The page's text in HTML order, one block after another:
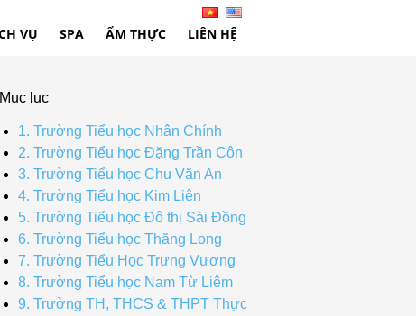
VỤ SPA ẨM THỰC LIÊN HỆ
Mục lục
1. Trường Tiểu học Nhân Chính
2. Trường Tiểu học Đặng Trần Côn
3. Trường Tiểu học Chu Văn An
4. Trường Tiểu học Kim Liên
5. Trường Tiểu học Đô thị Sài Đồng
6. Trường Tiểu học Thăng Long
7. Trường Tiểu Học Trưng Vương
8. Trường Tiểu học Nam Từ Liêm
9. Trường TH, THCS & THPT Thực